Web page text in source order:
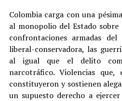
Colombia carga con una
al monopolio del Estado
confrontaciones armadas
liberal-conservadora, las
al igual que el delito
narcotráfico. Violencias
constituyeron y sostienen
un supuesto derecho a